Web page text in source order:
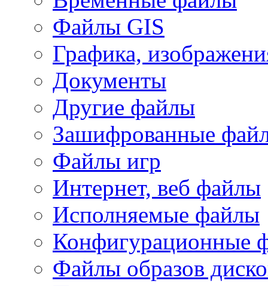
Файлы GIS
Графика,
Документы
Другие файлы
Зашифрованные
Файлы игр
Интернет, веб файлы
Исполняемые файлы
Конфигурационные
Файлы образов